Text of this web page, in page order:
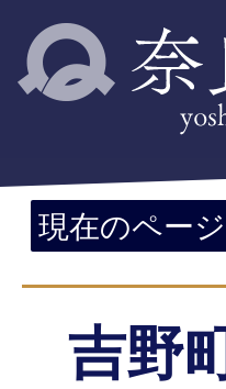
現在のページ
吉野